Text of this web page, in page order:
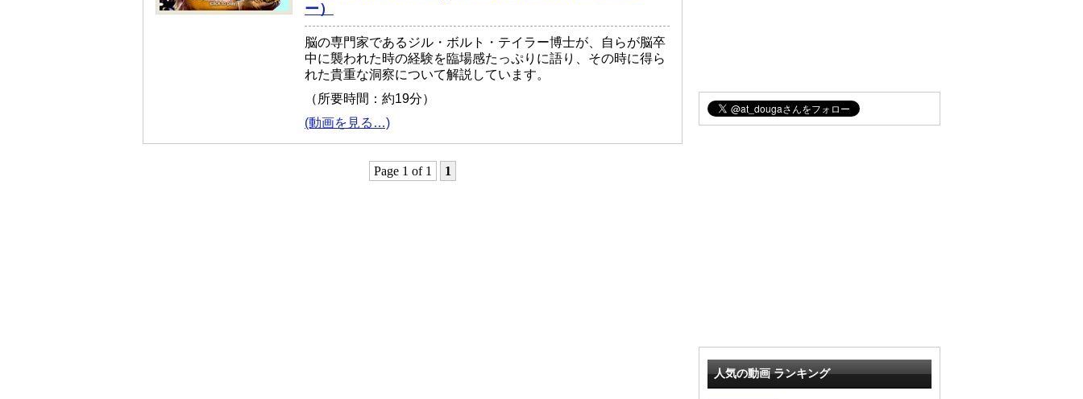
ー）
脳の専門家であるジル・ボルト・テイラー博士が、自らが脳卒
中に襲われた時の経験を臨場感たっぷりに語り、その時に得ら
れた貴重な洞察について解説しています。
（所要時間：約19分）
(動画を見る…)
Page 1 of 1 1
人気の動画 ランキング